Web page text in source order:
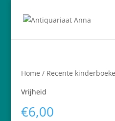
Home / Recente
Vrijheid
€6,00